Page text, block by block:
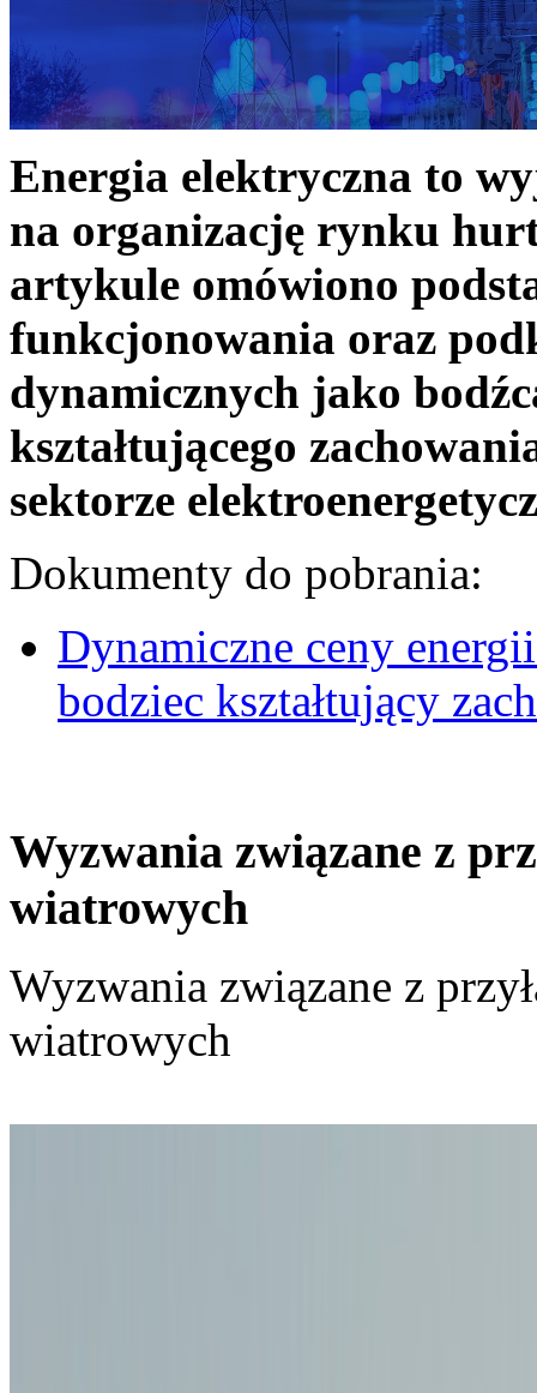
Energia elektryczna to
na organizację rynku
artykule omówiono
funkcjonowania oraz
dynamicznych jako
kształtującego
sektorze
Dokumenty do pobrania:
Dynamiczne ceny
bodziec kształtujący
Wyzwania związane z
wiatrowych
Wyzwania związane z
wiatrowych